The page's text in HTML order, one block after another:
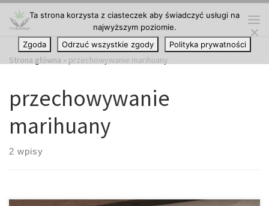
Przejdź do treści
Strona główna » przechowywanie marihuany
przechowywanie
marihuany
2 wpisy
Ta strona korzysta z ciasteczek aby świadczyć usługi na
najwyższym poziomie.
Zgoda
Odrzuć wszystkie zgody Polityka prywatności